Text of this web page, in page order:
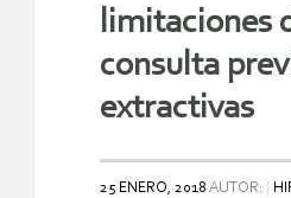
limitaciones
consulta
extractivas
25 ENERO, 2018 AUTOR: